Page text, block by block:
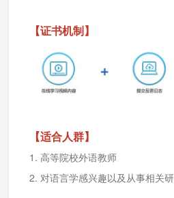
【证书机制】
【适合人群】
1. 高等院校外语教师
2. 对语言学感兴趣以及从事相关